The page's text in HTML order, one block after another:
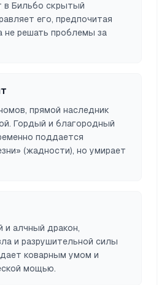
в Бильбо скрытый
его, предпочитая
не решать проблемы за
прямой наследник
Гордый и благородный
поддается
(жадности), но умирает
и алчный дракон,
и разрушительной силы
коварным умом и
мощью.